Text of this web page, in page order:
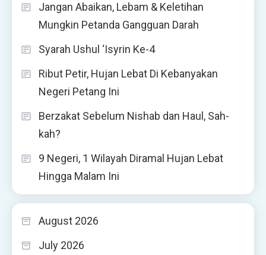
Jangan Abaikan, Lebam & Keletihan
Mungkin Petanda Gangguan Darah
Syarah Ushul ‘Isyrin Ke-4
Ribut Petir, Hujan Lebat Di Kebanyakan
Negeri Petang Ini
Berzakat Sebelum Nishab dan Haul, Sah-
kah?
9 Negeri, 1 Wilayah Diramal Hujan Lebat
Hingga Malam Ini
August 2026
July 2026